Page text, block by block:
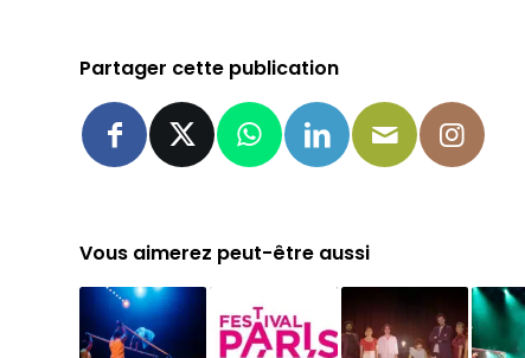
Partager cette publication
Vous aimerez peut-être aussi